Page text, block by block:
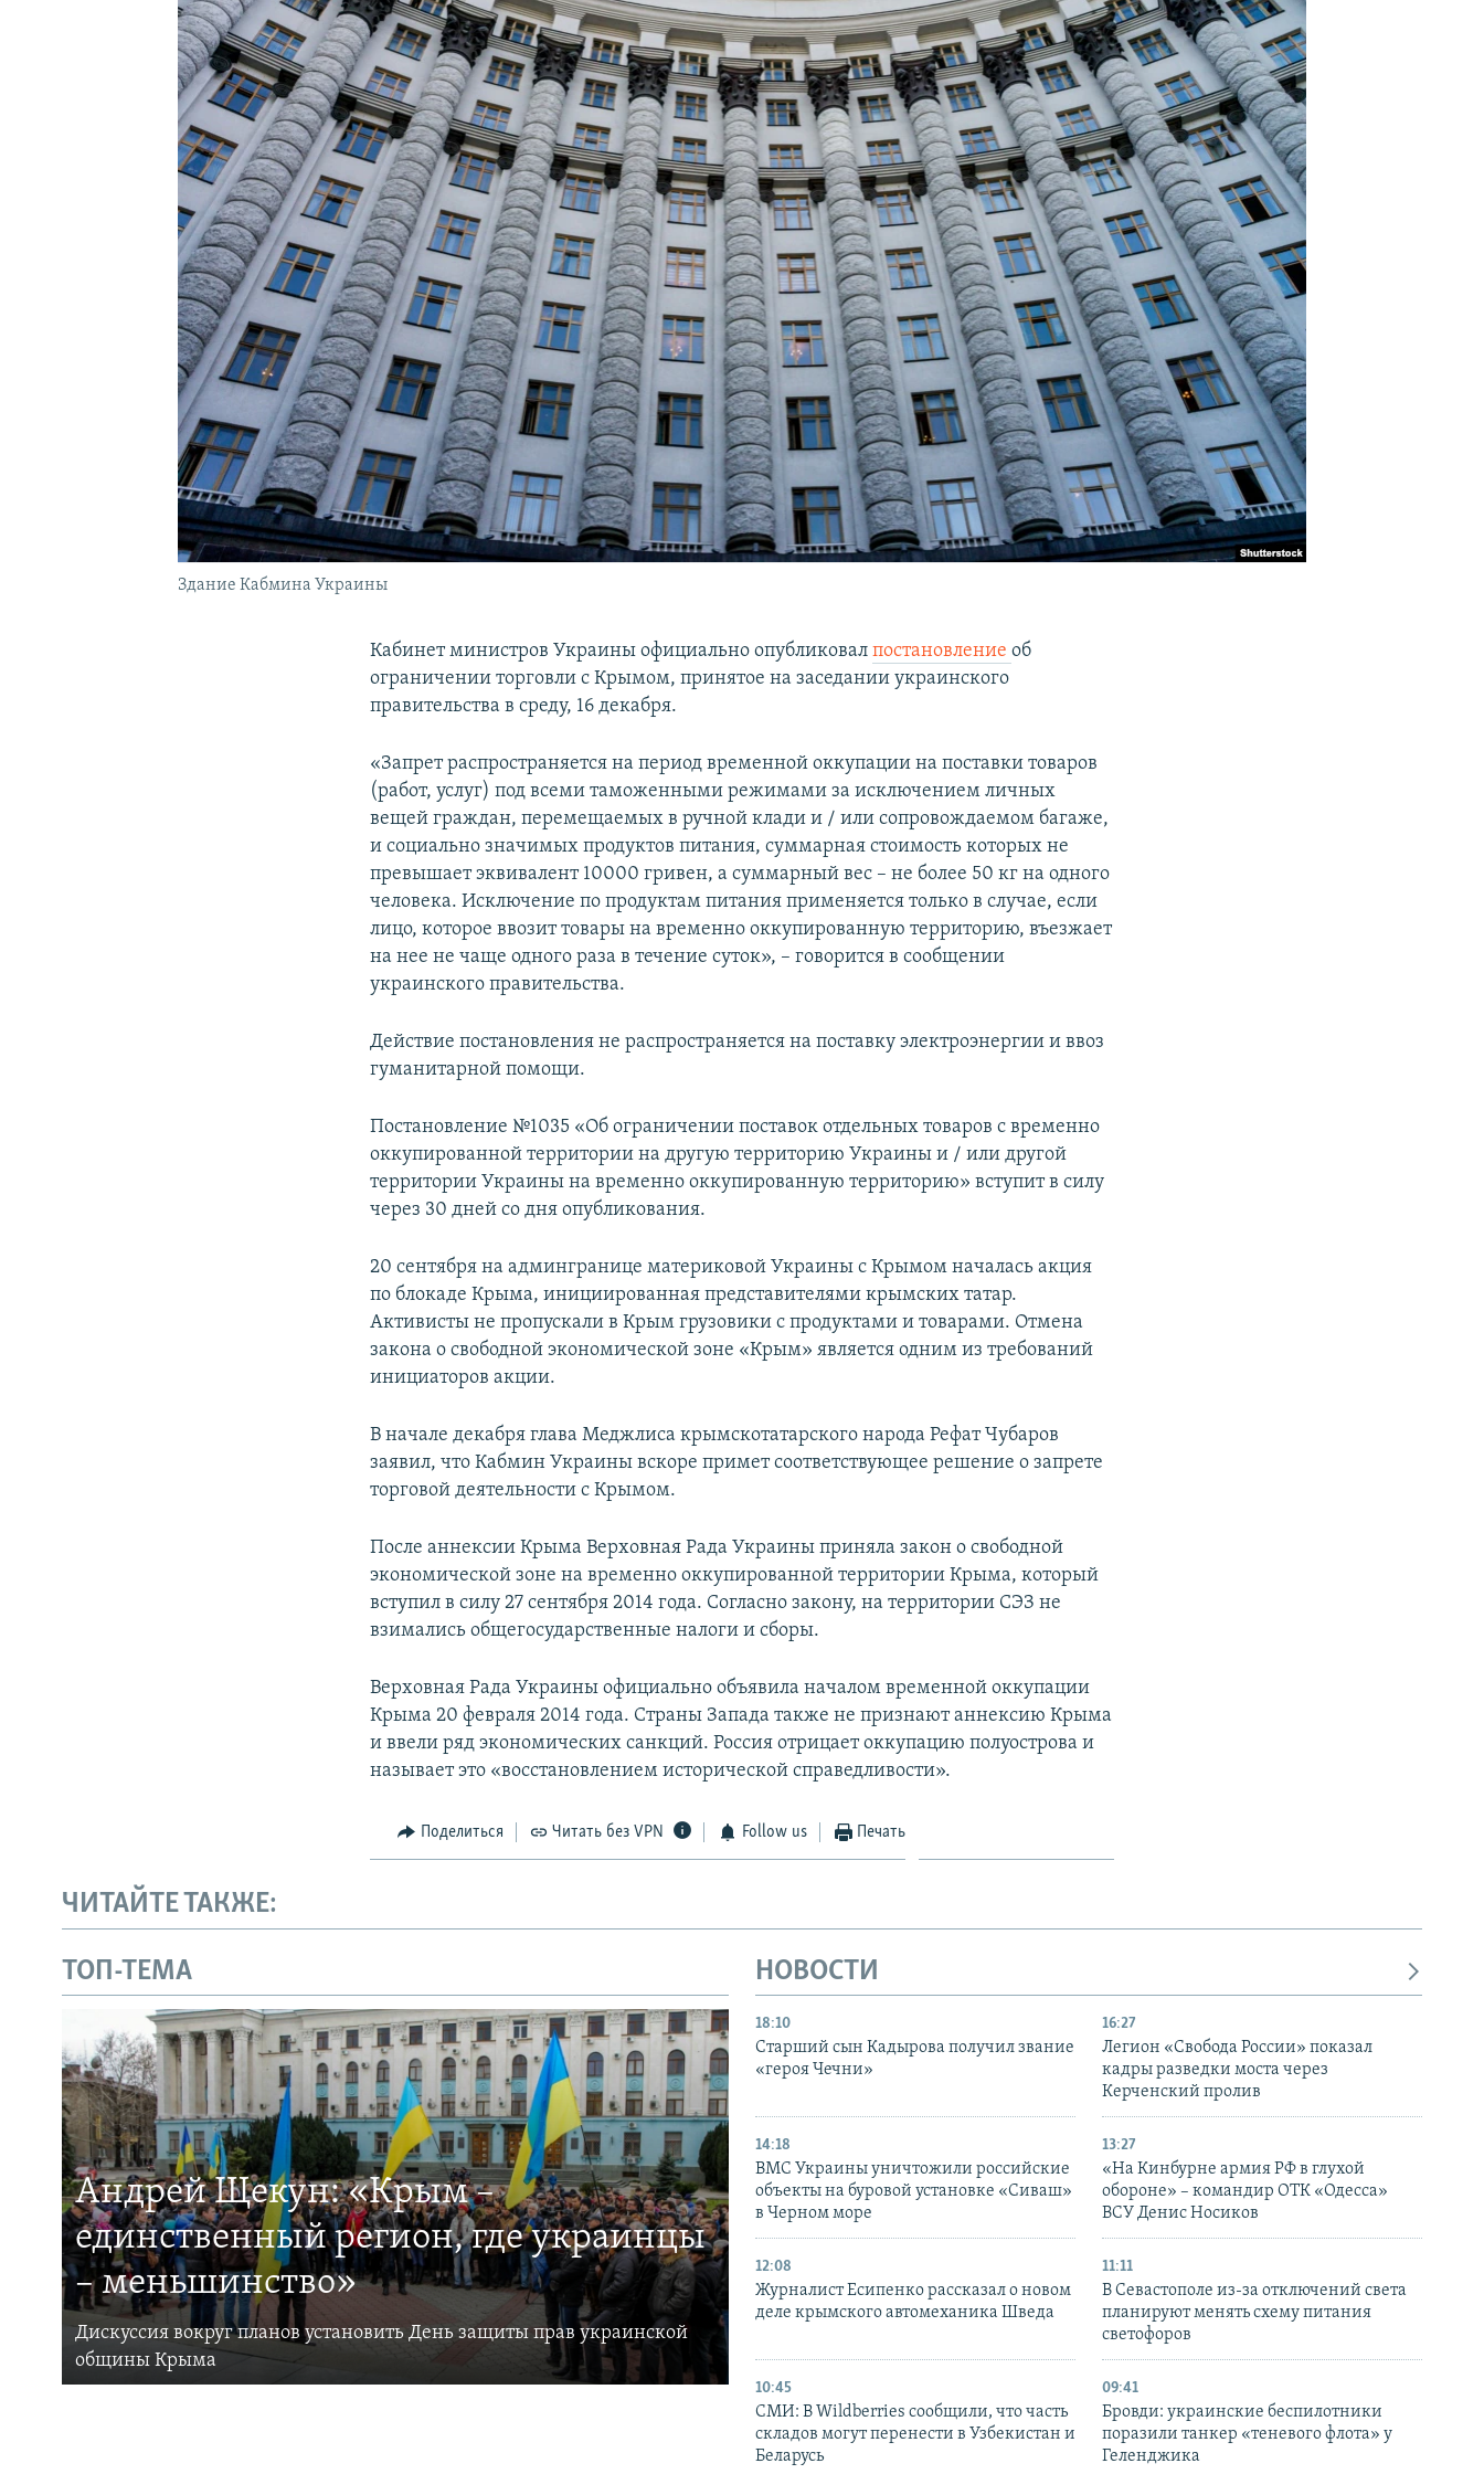
КРЫМ.НЕПОКОРЕННЫЙ
УКРАИНСКАЯ ПРОБЛЕМА КРЫМА
Здание Кабмина Украины
Кабинет министров Украины официально опубликовалпостановлениеоб
ограничении торговли с Крымом, принятое на заседании украинского
правительства в среду, 16 декабря.
«Запрет распространяется на период временной оккупации на поставки товаров
(работ, услуг) под всеми таможенными режимами за исключением личных
вещей граждан, перемещаемых в ручной клади и / или сопровождаемом багаже,
и социально значимых продуктов питания, суммарная стоимость которых не
превышает эквивалент 10000 гривен, а суммарный вес – не более 50 кг на одного
человека. Исключение по продуктам питания применяется только в случае, если
лицо, которое ввозит товары на временно оккупированную территорию, въезжает
на нее не чаще одного раза в течение суток», – говорится в сообщении
украинского правительства.
Действие постановления не распространяется на поставку электроэнергии и ввоз
гуманитарной помощи.
Постановление №1035 «Об ограничении поставок отдельных товаров с временно
оккупированной территории на другую территорию Украины и / или другой
территории Украины на временно оккупированную территорию» вступит в силу
через 30 дней со дня опубликования.
20 сентября на админгранице материковой Украины с Крымом началась акция
по блокаде Крыма, инициированная представителями крымских татар.
Активисты не пропускали в Крым грузовики с продуктами и товарами. Отмена
закона о свободной экономической зоне «Крым» является одним из требований
инициаторов акции.
В начале декабря глава Меджлиса крымскотатарского народа Рефат Чубаров
заявил, что Кабмин Украины вскоре примет соответствующее решение о запрете
торговой деятельности с Крымом.
После аннексии Крыма Верховная Рада Украины приняла закон о свободной
экономической зоне на временно оккупированной территории Крыма, который
вступил в силу 27 сентября 2014 года. Согласно закону, на территории СЭЗ не
взимались общегосударственные налоги и сборы.
Верховная Рада Украины официально объявила началом временной оккупации
Крыма 20 февраля 2014 года. Страны Запада также не признают аннексию Крыма
и ввели ряд экономических санкций. Россия отрицает оккупацию полуострова и
называет это «восстановлением исторической справедливости».
Поделиться Читать без VPN Follow us Печать
ЧИТАЙТЕ ТАКЖЕ:
ТОП-ТЕМА
Андрей Щекун: «Крым –
единственный регион, где украинцы
– меньшинство»
Дискуссия вокруг планов установить День защиты прав украинской
общины Крыма
НОВОСТИ
18:10
Старший сын Кадырова получил звание
«героя Чечни»
16:27
Легион «Свобода России» показал
кадры разведки моста через
Керченский пролив
14:18
ВМС Украины уничтожили российские
объекты на буровой установке «Сиваш»
в Черном море
13:27
«На Кинбурне армия РФ в глухой
обороне» – командир ОТК «Одесса»
ВСУ Денис Носиков
12:08
Журналист Есипенко рассказал о новом
деле крымского автомеханика Шведа
11:11
В Севастополе из-за отключений света
планируют менять схему питания
светофоров
10:45
СМИ: В Wildberries сообщили, что часть
складов могут перенести в Узбекистан и
Беларусь
09:41
Бровди: украинские беспилотники
поразили танкер «теневого флота» у
Геленджика